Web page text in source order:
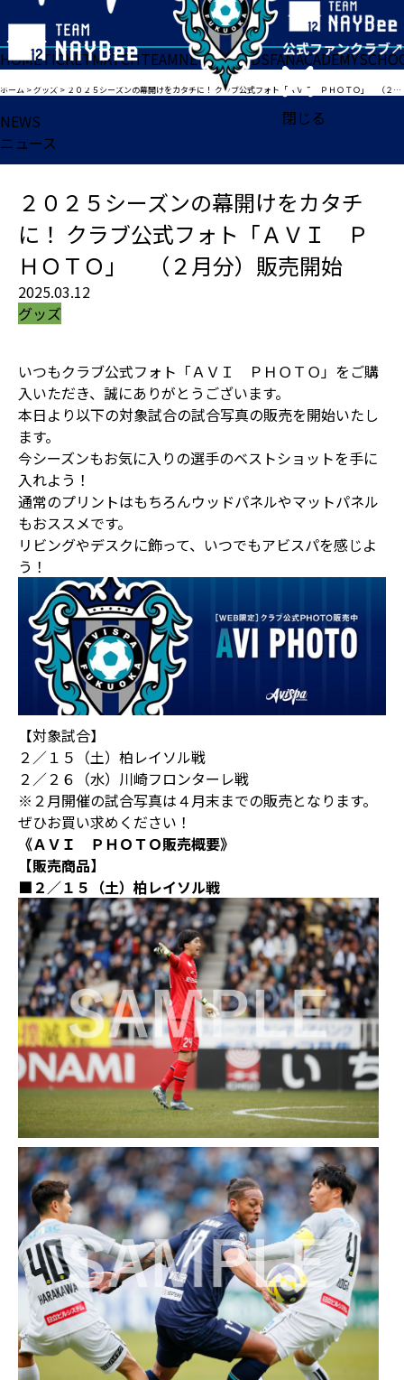
閉じる
HOMETICKETMATCHTEAMNEWSGOODSFANACADEMY
ホーム >グッズ > ２０２５シーズンの幕開けをカタチに！ クラブ公式フォト「ＡＶＩ ＰＨＯＴＯ」 （２月分）販売開始
NEWS
ニュース
２０２５シーズンの幕開けをカタチ
に！ クラブ公式フォト「ＡＶＩ Ｐ
ＨＯＴＯ」 （２月分）販売開始
2025.03.12
グッズ
いつもクラブ公式フォト「ＡＶＩ ＰＨＯＴＯ」をご購
入いただき、誠にありがとうございます。
本日より以下の対象試合の試合写真の販売を開始いたし
ます。
今シーズンもお気に入りの選手のベストショットを手に
入れよう！
通常のプリントはもちろんウッドパネルやマットパネル
もおススメです。
リビングやデスクに飾って、いつでもアビスパを感じよ
う！
【対象試合】
２／１５（土）柏レイソル戦
２／２６（水）川崎フロンターレ戦
※２月開催の試合写真は４月末までの販売となります。
ぜひお買い求めください！
《ＡＶＩ ＰＨＯＴＯ販売概要》
【販売商品】
■２／１５（土）柏レイソル戦